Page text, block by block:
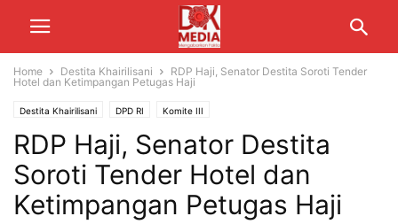
Home Destita Khairilisani
RDP Haji, Senator Destita Soroti Tender
Hotel dan Ketimpangan Petugas Haji
Destita Khairilisani DPD RI Komite III
RDP Haji, Senator Destita
Soroti Tender Hotel dan
Ketimpangan Petugas Haji